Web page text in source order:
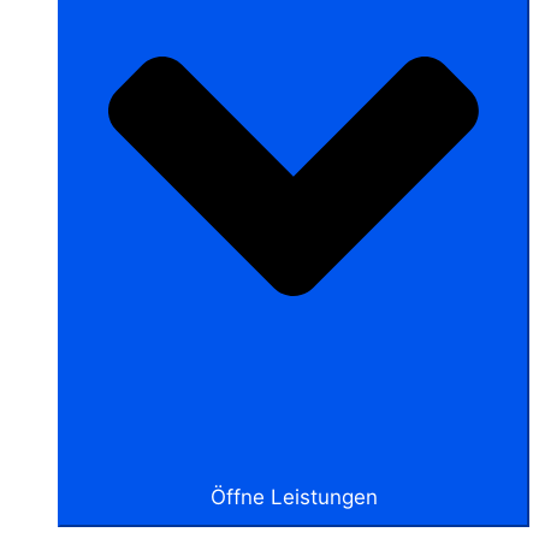
Öffne Leistungen